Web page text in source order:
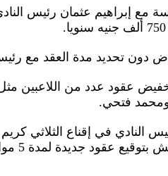
عاما، فى جلسة مع إبراهيم عثمان رئيس
دون تحديد مدة العقد مع
عقود عدد من اللاعبين
فتحي.
النادي في إقناع الثلاثي كريم
عقود جديدة لمدة 5 مواسم.